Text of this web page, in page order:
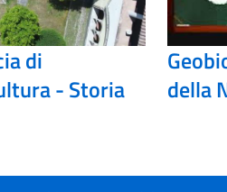
di
- Storia
della